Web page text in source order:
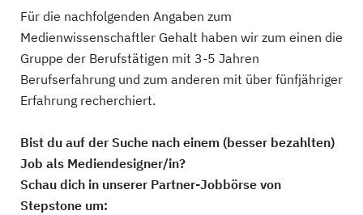
Für die nachfolgenden Angaben zum
Medienwissenschaftler Gehalt haben wir zum einen die
Gruppe der Berufstätigen mit 3-5 Jahren
Berufserfahrung und zum anderen mit über fünfjähriger
Erfahrung recherchiert.
Bist du auf der Suche nach einem (besser bezahlten)
Job als Mediendesigner/in?
Schau dich in unserer Partner-Jobbörse von
Stepstone um: